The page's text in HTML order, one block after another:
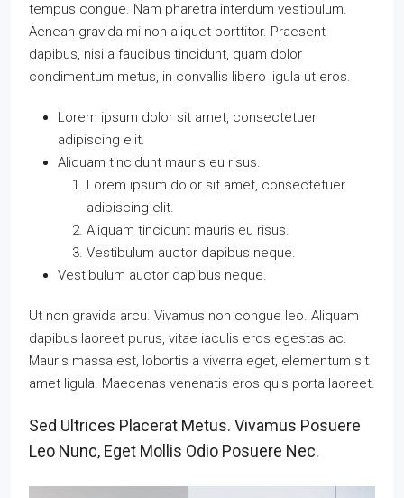
tempus congue. Nam pharetra interdum vestibulum.
Aenean gravida mi non aliquet porttitor. Praesent
dapibus, nisi a faucibus tincidunt, quam dolor
condimentum metus, in convallis libero ligula ut eros.
Lorem ipsum dolor sit amet, consectetuer
adipiscing elit.
Aliquam tincidunt mauris eu risus.
Lorem ipsum dolor sit amet, consectetuer
adipiscing elit.
Aliquam tincidunt mauris eu risus.
Vestibulum auctor dapibus neque.
Vestibulum auctor dapibus neque.
Ut non gravida arcu. Vivamus non congue leo. Aliquam
dapibus laoreet purus, vitae iaculis eros egestas ac.
Mauris massa est, lobortis a viverra eget, elementum sit
amet ligula. Maecenas venenatis eros quis porta laoreet.
Sed Ultrices Placerat Metus. Vivamus Posuere
Leo Nunc, Eget Mollis Odio Posuere Nec.